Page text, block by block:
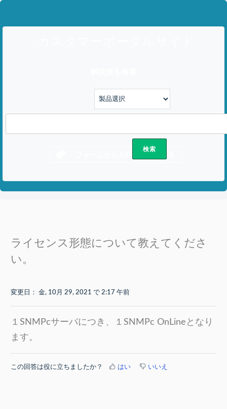
ライセンス形態について教えてくださ
い。
変更日： 金, 10月 29, 2021 で 2:17 午前
１SNMPcサーバにつき、１SNMPc OnLineとなり
ます。
この回答は役に立ちましたか？ はい いいえ